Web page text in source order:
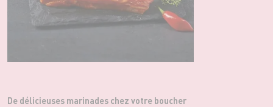
De délicieuses marinades chez votre boucher